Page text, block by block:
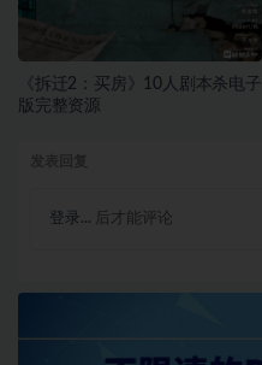
《拆迁2：买房》10人剧本杀电子
版完整资源
登录... 后才能评论